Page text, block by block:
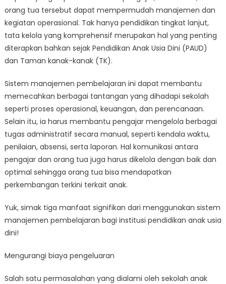
orang tua tersebut dapat mempermudah manajemen dan
kegiatan operasional. Tak hanya pendidikan tingkat lanjut,
tata kelola yang komprehensif merupakan hal yang penting
diterapkan bahkan sejak Pendidikan Anak Usia Dini (PAUD)
dan Taman kanak-kanak (TK).
Sistem manajemen pembelajaran ini dapat membantu
memecahkan berbagai tantangan yang dihadapi sekolah
seperti proses operasional, keuangan, dan perencanaan.
Selain itu, ia harus membantu pengajar mengelola berbagai
tugas administratif secara manual, seperti kendala waktu,
penilaian, absensi, serta laporan. Hal komunikasi antara
pengajar dan orang tua juga harus dikelola dengan baik dan
optimal sehingga orang tua bisa mendapatkan
perkembangan terkini terkait anak.
Yuk, simak tiga manfaat signifikan dari menggunakan sistem
manajemen pembelajaran bagi institusi pendidikan anak usia
dini!
Mengurangi biaya pengeluaran
Salah satu permasalahan yang dialami oleh sekolah anak